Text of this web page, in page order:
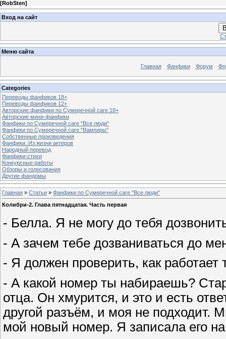
[RobSten]
Вход на сайт
Меню сайта
Главная Фанфики Форум
Categories
Переводы фанфиков 18+
Переводы фанфиков 12+
Авторские фанфики по Сумеречной саге 18+
Авторские мини-фанфики
Фанфики по Сумеречной саге "Все люди"
Фанфики по Сумеречной саге "Вампиры"
Собственные произведения
Фанфики. Из жизни актеров
Народный перевод
Фанфики-стихи
Конкурсные работы
Обзоры и голосования
Другие фандомы
Главная » Статьи » Фанфики по Сумеречной саге "Все люди"
Колибри-2. Глава пятнадцатая. Часть первая
- Белла. Я не могу до тебя
- А зачем тебе дозваниваться до
- Я должен проверить, как
- А какой номер ты набираешь?
отца. Он хмурится, и это и есть
другой разъём, и моя не подходит.
мой новый номер. Я записала его